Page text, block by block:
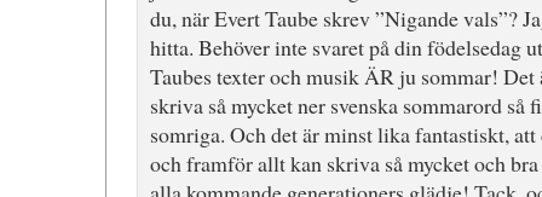
du, när Evert Taube skrev ”Nigande vals”?
hitta. Behöver inte svaret på din födelsedag
Taubes texter och musik ÄR ju sommar! Det
skriva så mycket ner svenska sommarord så
somriga. Och det är minst lika fantastiskt,
och framför allt kan skriva så mycket och